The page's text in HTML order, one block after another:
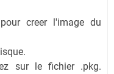
creer l'image du
sur le fichier .pkg.